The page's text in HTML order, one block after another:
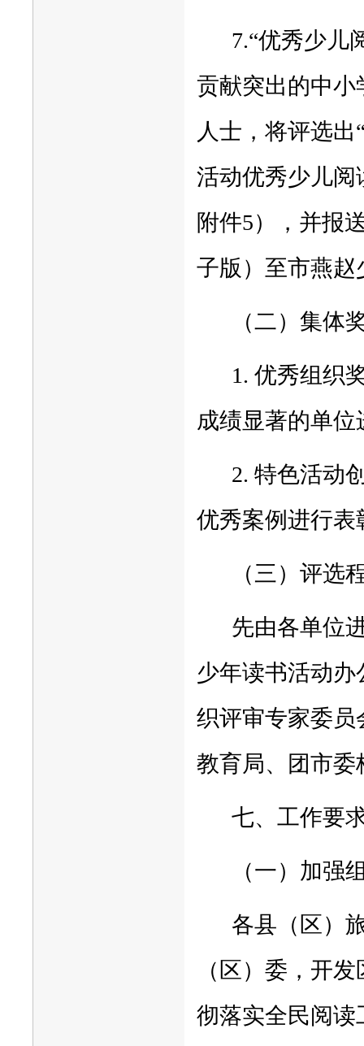
7.“优秀少儿
贡献突出的中
人士，将评选
活动优秀少儿阅
附件5），并报
子版）至市燕
（二）集体
1. 优秀组织
成绩显著的单位
2. 特色活动
优秀案例进行表
（三）评选
先由各单位
少年读书活动
织评审专家委
教育局、团市委
七、工作要
（一）加强
各县（区）
（区）委，开
彻落实全民阅